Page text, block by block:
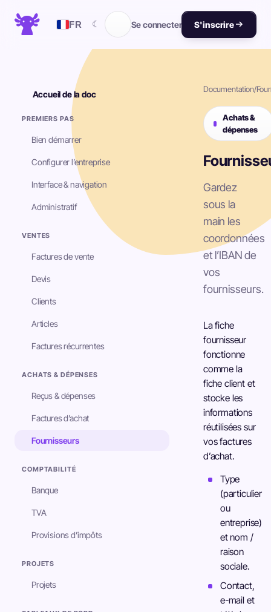
FR ☾ Se connecter S'inscrire
Accueil de la doc
PREMIERS PAS
Bien démarrer
Configurer l’entreprise
Interface & navigation
Administratif
VENTES
Factures de vente
Devis
Clients
Articles
Factures récurrentes
ACHATS & DÉPENSES
Reçus & dépenses
Factures d’achat
Fournisseurs
COMPTABILITÉ
Banque
TVA
Provisions d’impôts
PROJETS
Projets
Documentation/
Achats &
dépenses
Gardez
sous la
main les
coordonnées
et l’IBAN de
vos
fournisseurs.
La fiche
fournisseur
fonctionne
comme la
fiche client et
stocke les
informations
réutilisées sur
vos factures
d’achat.
Type
(particulier
ou
entreprise)
et nom /
raison
sociale.
Contact,
e-mail et